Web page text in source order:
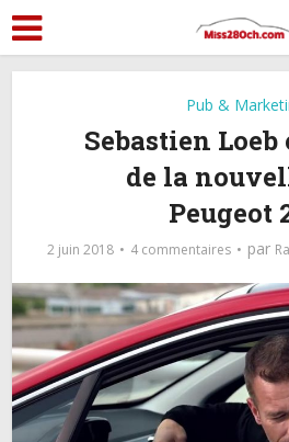
Pub &
Sebastien
de la
Peugeot
2 juin 2018 4 commentaires par